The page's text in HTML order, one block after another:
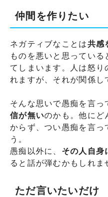
仲間を作りたい
ネガティブなことは共感
ものを悪いと思ってい
てしまいます。人は怒り
れますが、それが関係し
そんな思いで愚痴を言っ
信が無いのかも。他にど
からず、つい愚痴を言っ
う。
愚痴以外に、 その人自身
ると話が弾むかもしれま
ただ言いたいだけ